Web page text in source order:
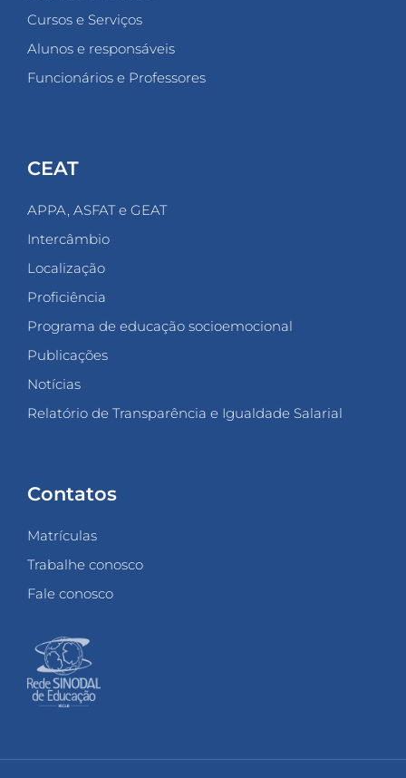
Cursos e Serviços
Alunos e responsáveis
Funcionários e Professores
CEAT
APPA, ASFAT e GEAT
Intercâmbio
Localização
Proficiência
Programa de educação socioemocional
Publicações
Notícias
Relatório de Transparência e Igualdade Salarial
Contatos
Matrículas
Trabalhe conosco
Fale conosco